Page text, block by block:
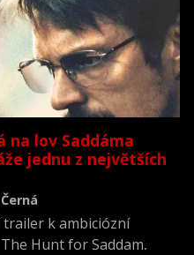
na lov Saddáma
jednu z největších
k ambiciózní
Hunt for Saddam,